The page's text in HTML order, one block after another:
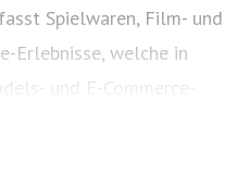
Spielwaren, Film- und
Erlebnisse, welche in
und E-Commerce-
1945 inspiriert Mattel
bestärkt Kinder darin, ihr